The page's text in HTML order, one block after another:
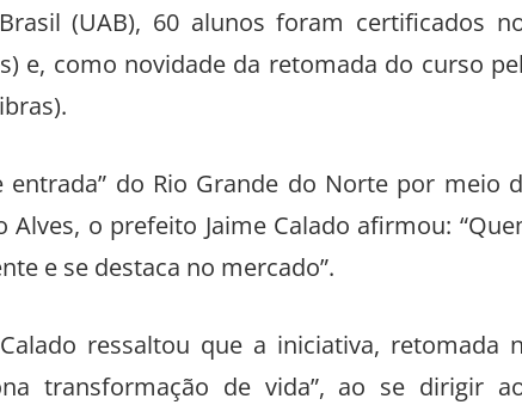
(UAB), 60 alunos foram certificados
e, como novidade da retomada do curso
do Rio Grande do Norte por meio
o prefeito Jaime Calado afirmou:
e se destaca no mercado”.
ressaltou que a iniciativa, retomada
transformação de vida”, ao se dirigir